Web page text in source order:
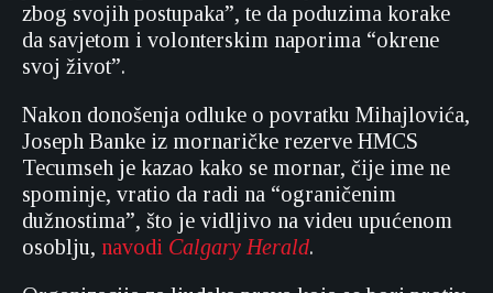
zbog svojih postupaka”, te da poduzima korake
da savjetom i volonterskim naporima “okrene
svoj život”.
Nakon donošenja odluke o povratku Mihajlovića,
Joseph Banke iz mornaričke rezerve HMCS
Tecumseh je kazao kako se mornar, čije ime ne
spominje, vratio da radi na “ograničenim
dužnostima”, što je vidljivo na videu upućenom
osoblju, navodi Calgary Herald.